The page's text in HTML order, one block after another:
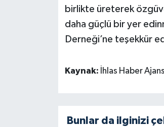
birlikte üreterek
daha güçlü bir yer
Derneği’ne teşekkür
Kaynak: İhlas Haber
Bunlar da ilginizi